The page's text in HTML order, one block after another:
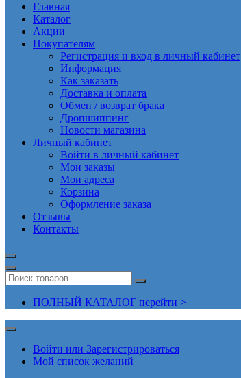
Главная
Каталог
Акции
Покупателям
Регистрация и вход в личный кабинет
Информация
Как заказать
Доставка и оплата
Обмен / возврат брака
Дропшиппинг
Новости магазина
Личный кабинет
Войти в личный кабинет
Мои заказы
Мои адреса
Корзина
Оформление заказа
Отзывы
Контакты
ПОЛНЫЙ КАТАЛОГ перейти >
Войти или Зарегистрироваться
Мой список желаний